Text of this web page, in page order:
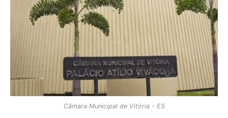
Câmara Municipal de Vitória - ES